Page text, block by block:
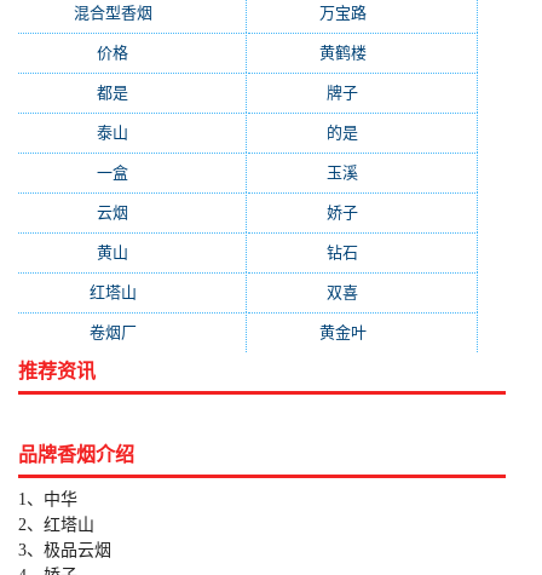
混合型香烟 万宝路(331)
价格 黄鹤楼(315)
都是 牌子
泰山 的是
一盒 玉溪
云烟 娇子
黄山 钻石
红塔山 双喜
卷烟厂(154) 黄金叶(151)
推荐资讯
品牌香烟介绍
1、中华
2、红塔山
3、极品云烟